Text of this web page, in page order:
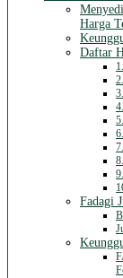
Harga
Daftar
Fadagi